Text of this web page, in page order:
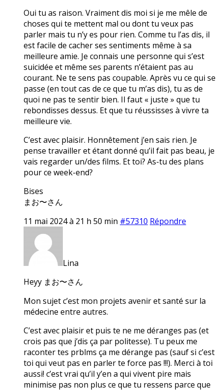
Oui tu as raison. Vraiment dis moi si je me mêle de
choses qui te mettent mal ou dont tu veux pas
parler mais tu n’y es pour rien. Comme tu l’as dis, il
est facile de cacher ses sentiments même à sa
meilleure amie. Je connais une personne qui s’est
suicidée et même ses parents n’étaient pas au
courant. Ne te sens pas coupable. Après vu ce qui se
passe (en tout cas de ce que tu m’as dis), tu as de
quoi ne pas te sentir bien. Il faut « juste » que tu
rebondisses dessus. Et que tu réussisses à vivre ta
meilleure vie.
C’est avec plaisir. Honnêtement j’en sais rien. Je
pense travailler et étant donné qu’il fait pas beau, je
vais regarder un/des films. Et toi? As-tu des plans
pour ce week-end?
Bises
まお〜さん
11 mai 2024 à 21 h 50 min #57310 Répondre
Lina
Heyy まお〜さん
Mon sujet c’est mon projets avenir et santé sur la
médecine entre autres.
C’est avec plaisir et puis te ne me déranges pas (et
crois pas que j’dis ça par politesse). Tu peux me
raconter tes prblms ça me dérange pas (sauf si c’est
toi qui veut pas en parler te force pas !!!). Merci à toi
aussi! c’est vrai qu’il y’en a qui vivent pire mais
minimise pas non plus ce que tu ressens parce que